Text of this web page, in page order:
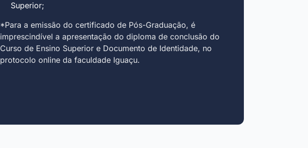
Superior;
*Para a emissão do certificado de Pós-Graduação, é
imprescindível a apresentação do diploma de conclusão do
Curso de Ensino Superior e Documento de Identidade, no
protocolo online da faculdade Iguaçu.